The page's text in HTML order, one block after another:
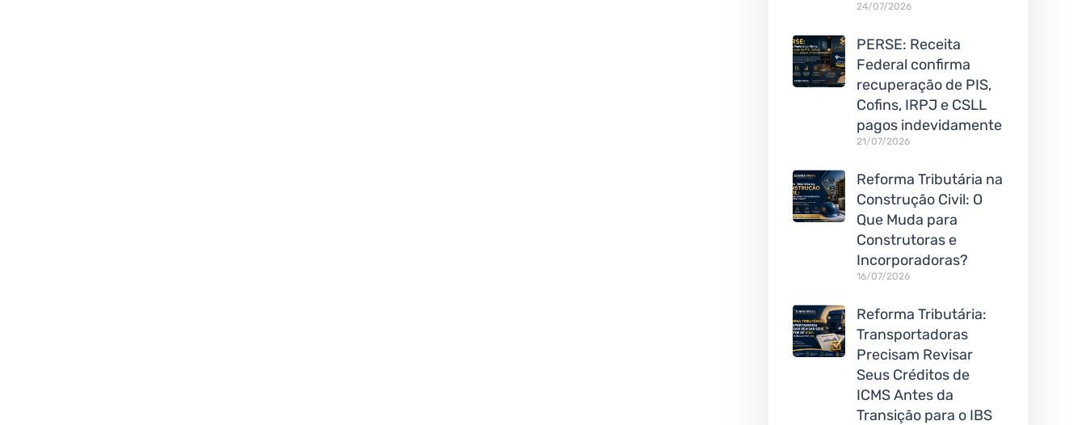
24/07/2026
PERSE: Receita
Federal confirma
recuperação de PIS,
Cofins, IRPJ e CSLL
pagos indevidamente
21/07/2026
Reforma Tributária na
Construção Civil: O
Que Muda para
Construtoras e
Incorporadoras?
16/07/2026
Reforma Tributária:
Transportadoras
Precisam Revisar
Seus Créditos de
ICMS Antes da
Transição para o IBS